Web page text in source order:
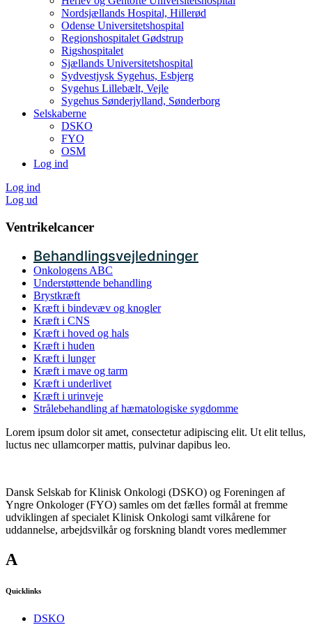
Nordsjællands Hospital, Hillerød
Odense Universitetshospital
Regionshospitalet Gødstrup
Rigshospitalet
Sjællands Universitetshospital
Sydvestjysk Sygehus, Esbjerg
Sygehus Lillebælt, Vejle
Sygehus Sønderjylland, Sønderborg
Selskaberne
DSKO
FYO
OSM
Log ind
Log ind
Log ud
Ventrikelcancer
Behandlingsvejledninger
Onkologens ABC
Understøttende behandling
Brystkræft
Kræft i bindevæv og knogler
Kræft i CNS
Kræft i hoved og hals
Kræft i huden
Kræft i lunger
Kræft i mave og tarm
Kræft i underlivet
Kræft i urinveje
Strålebehandling af hæmatologiske sygdomme
Lorem ipsum dolor sit amet, consectetur adipiscing elit. Ut elit tellus,
luctus nec ullamcorper mattis, pulvinar dapibus leo.
Dansk Selskab for Klinisk Onkologi (DSKO) og Foreningen af
Yngre Onkologer (FYO) samles om det fælles formål at fremme
udviklingen af specialet Klinisk Onkologi samt vilkårene for
uddannelse, arbejdsvilkår og forskning blandt vores medlemmer
A
Quicklinks
DSKO